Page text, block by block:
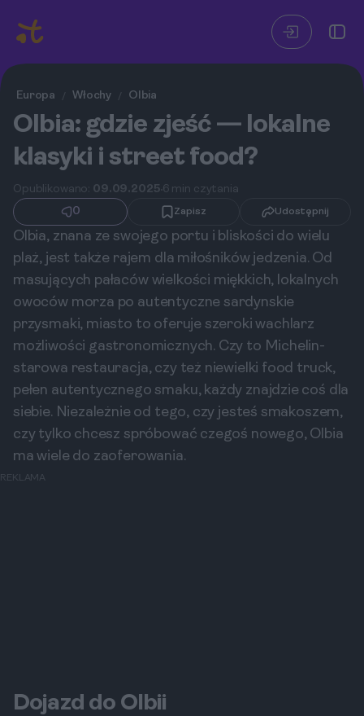
Europa / Włochy / Olbia
Olbia: gdzie zjeść — lokalne
klasyki i street food?
Opublikowano: 09.09.2025 6 min czytania
0
Zapisz Udostępnij
Olbia, znana ze swojego portu i bliskości do wielu
plaż, jest także rajem dla miłośników jedzenia. Od
masujących pałaców wielkości miękkich, lokalnych
owoców morza po autentyczne sardynskie
przysmaki, miasto to oferuje szeroki wachlarz
możliwości gastronomicznych. Czy to Michelin-
starowa restauracja, czy też niewielki food truck,
pełen autentycznego smaku, każdy znajdzie coś dla
siebie. Niezależnie od tego, czy jesteś smakoszem,
czy tylko chcesz spróbować czegoś nowego, Olbia
ma wiele do zaoferowania.
REKLAMA
Dojazd do Olbii